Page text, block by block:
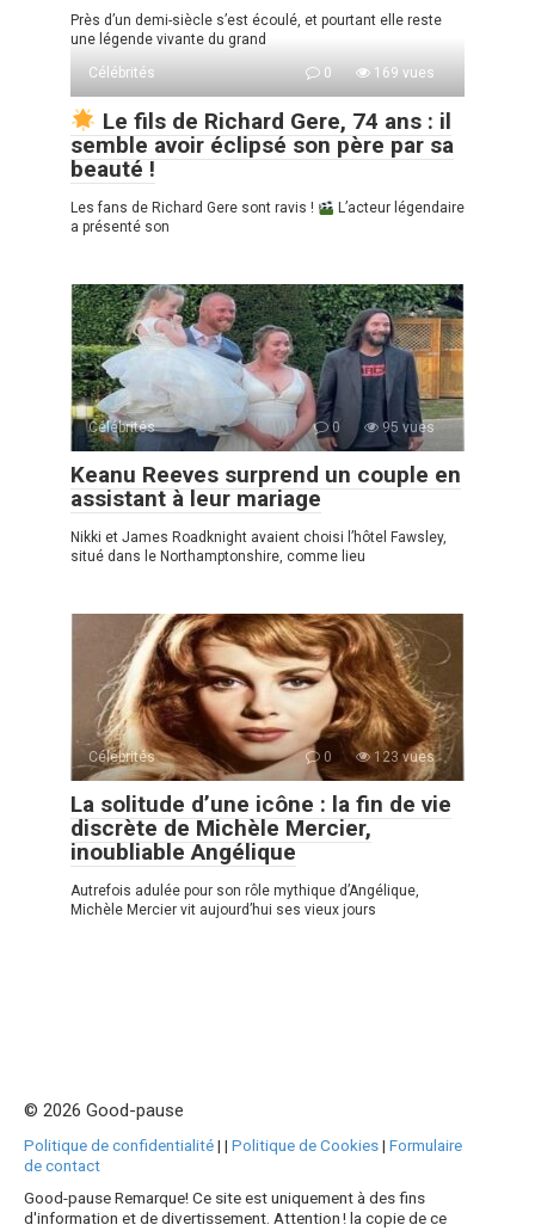
Près d’un demi-siècle s’est écoulé, et pourtant elle reste
une légende vivante du grand
Célébrités
0 169 vues
Le fils de Richard Gere, 74 ans : il
semble avoir éclipsé son père par sa
beauté !
Les fans de Richard Gere sont ravis !
L’acteur légendaire
a présenté son
Célébrités 0 95 vues
Keanu Reeves surprend un couple en
assistant à leur mariage
Nikki et James Roadknight avaient choisi l’hôtel Fawsley,
situé dans le Northamptonshire, comme lieu
Célébrités 0 123 vues
La solitude d’une icône : la fin de vie
discrète de Michèle Mercier,
inoubliable Angélique
Autrefois adulée pour son rôle mythique d’Angélique,
Michèle Mercier vit aujourd’hui ses vieux jours
© 2026 Good-pause
Politique de confidentialité| | Politique de Cookies| Formulaire
de contact
Good-pause Remarque! Ce site est uniquement à des fins
d'information et de divertissement. Attention ! la copie de ce